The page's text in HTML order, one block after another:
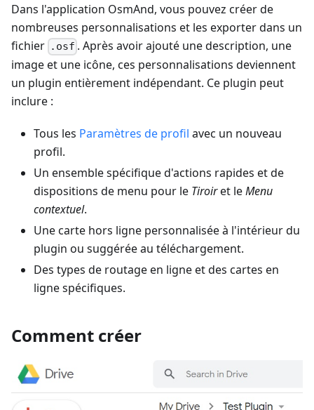
Dans l'application OsmAnd, vous pouvez créer de
nombreuses personnalisations et les exporter dans un
fichier .osf . Après avoir ajouté une description, une
image et une icône, ces personnalisations deviennent
un plugin entièrement indépendant. Ce plugin peut
inclure :
Tous les Paramètres de profil avec un nouveau
profil.
Un ensemble spécifique d'actions rapides et de
dispositions de menu pour le Tiroiret leMenu
contextuel.
Une carte hors ligne personnalisée à l'intérieur du
plugin ou suggérée au téléchargement.
Des types de routage en ligne et des cartes en
ligne spécifiques.
Comment créer